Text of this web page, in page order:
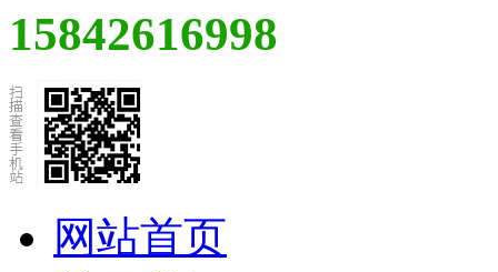
15842616998
网站首页